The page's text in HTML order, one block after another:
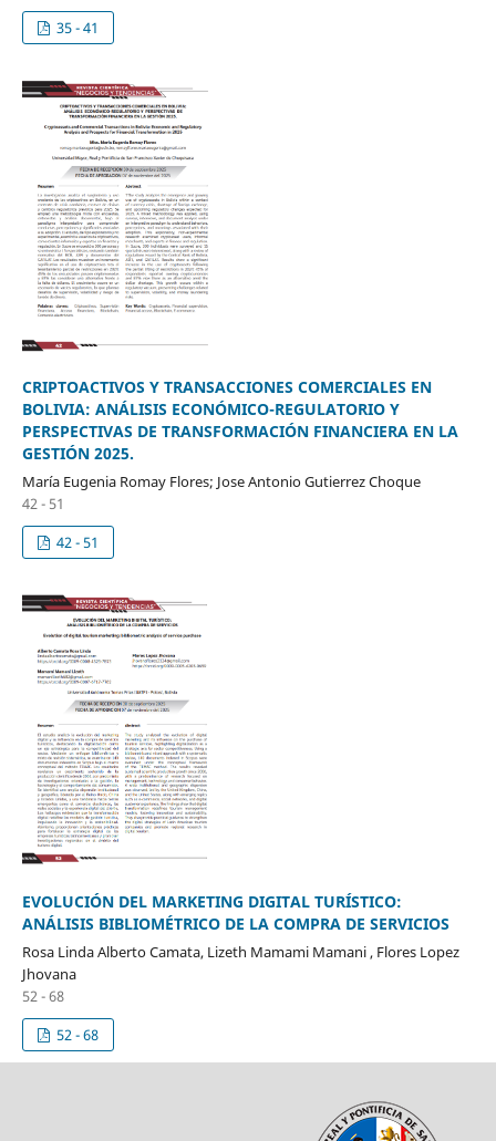
35 - 41
CRIPTOACTIVOS Y TRANSACCIONES COMERCIALES EN
BOLIVIA: ANÁLISIS ECONÓMICO-REGULATORIO Y
PERSPECTIVAS DE TRANSFORMACIÓN FINANCIERA EN LA
GESTIÓN 2025.
María Eugenia Romay Flores; Jose Antonio Gutierrez Choque
42 - 51
42 - 51
EVOLUCIÓN DEL MARKETING DIGITAL TURÍSTICO:
ANÁLISIS BIBLIOMÉTRICO DE LA COMPRA DE SERVICIOS
Rosa Linda Alberto Camata, Lizeth Mamami Mamani , Flores Lopez
Jhovana
52 - 68
52 - 68